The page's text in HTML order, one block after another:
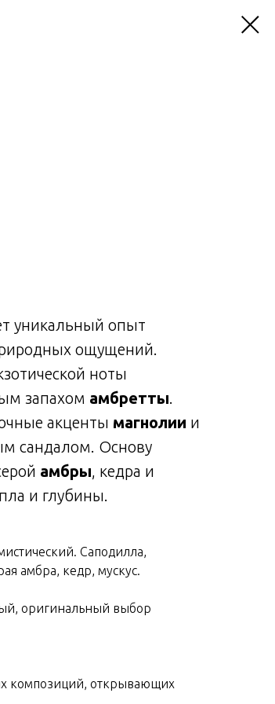
уникальный опыт
ощущений.
ноты
запахом амбретты.
акценты магнолии и
сандалом. Основу
амбры, кедра и
и глубины.
Саподилла,
амбра, кедр, мускус.
оригинальный выбор
композиций, открывающих